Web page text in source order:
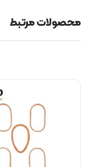
محصولات مرتبط